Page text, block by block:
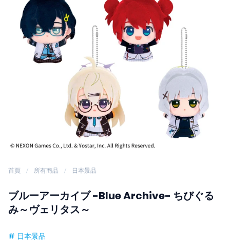
首頁 所有商品 日本景品
ブルーアーカイブ -Blue Archive- ちびぐる
み～ヴェリタス～
# 日本景品